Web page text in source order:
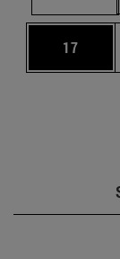
Página
17